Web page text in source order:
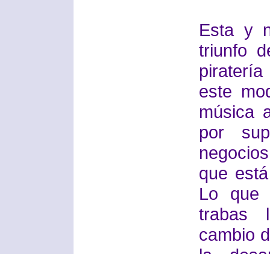
Esta y
triunfo
este
música
por
que
Lo que
trabas
cambio